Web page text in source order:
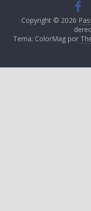
Copyright © 2026
Tema: ColorMag por